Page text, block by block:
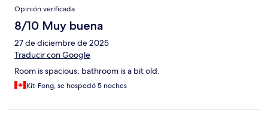
Opinión verificada
8/10 Muy buena
27 de diciembre de 2025
Traducir con Google
Room is spacious, bathroom is a bit old.
Kit-Fong, se hospedó 5 noches